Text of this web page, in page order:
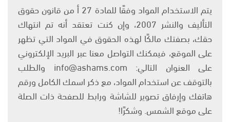
يتم الاستخدام المواد وفقًا للمادة 27 أ من قانون حقوق
التأليف والنشر 2007، وإن كنت تعتقد أنه تم انتهاك
حقك، بصفتك مالكًا لهذه الحقوق في المواد التي تظهر
على الموقع، فيمكنك التواصل معنا عبر البريد الإلكتروني
على العنوان التالي: info@ashams.com والطلب
بالتوقف عن استخدام المواد، مع ذكر اسمك الكامل ورقم
هاتفك وإرفاق تصوير للشاشة ورابط للصفحة ذات الصلة
على موقع الشمس. وشكرًا!